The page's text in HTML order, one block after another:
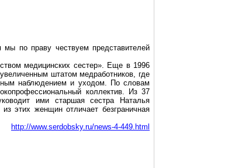
по праву чествуем представителей
медицинских сестер». Еще в 1996
штатом медработников, где
наблюдением и уходом. По словам
коллектив. Из 37
ими старшая сестра Наталья
этих женщин отличает безграничная
http://www.serdobsky.ru/news-4-449.html